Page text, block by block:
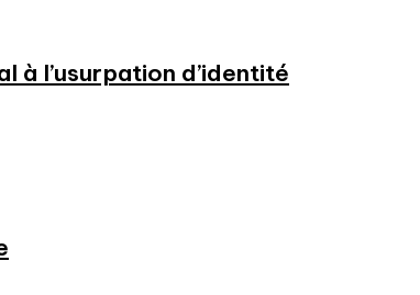
à l’usurpation d’identité